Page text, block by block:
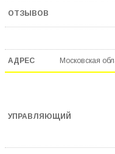
Московская